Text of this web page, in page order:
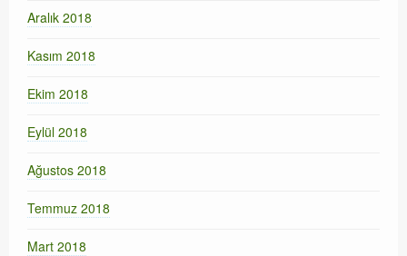
Aralık 2018
Kasım 2018
Ekim 2018
Eylül 2018
Ağustos 2018
Temmuz 2018
Mart 2018